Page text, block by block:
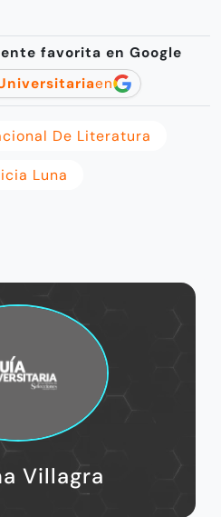
favorita en Google
en
De Literatura
Luna
Villagra